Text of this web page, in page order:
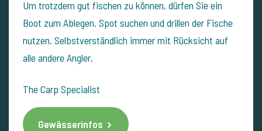
Um trotzdem gut fischen zu können, dürfen Sie ein
Boot zum Ablegen. Spot suchen und drillen der Fische
nutzen. Selbstverständlich immer mit Rücksicht auf
alle andere Angler.
The Carp Specialist
Gewässerinfos